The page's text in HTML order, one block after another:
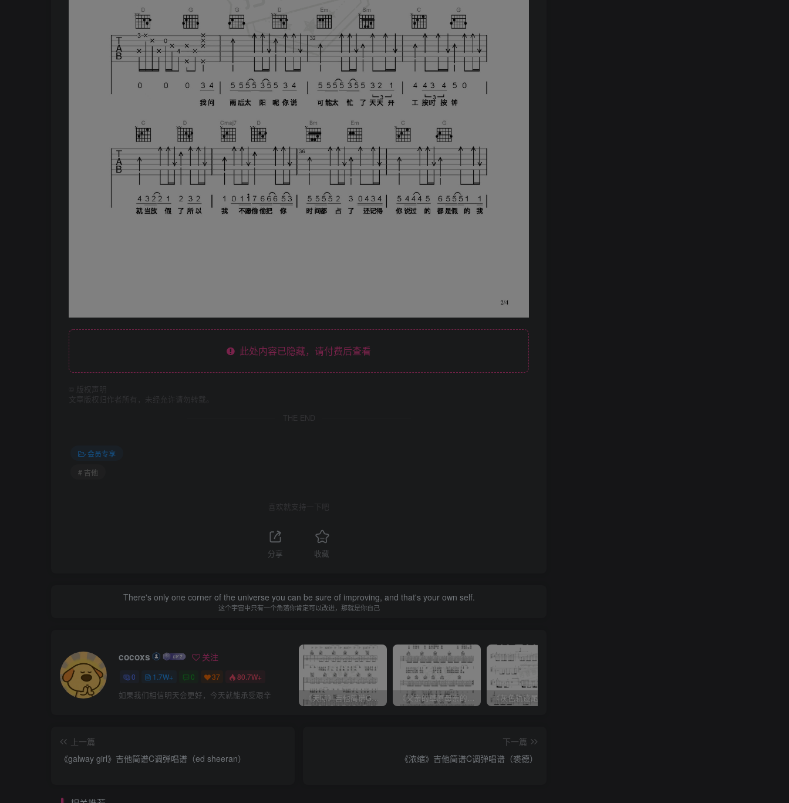
此处内容已隐藏，请付费后查看
版权声明
文章版权归作者所有，未经允许请勿转载。
THE END
会员专享
# 吉他
喜欢就支持一下吧
分享 收藏
There's only one corner of the universe you can be sure of improving, and that's your own self.
这个宇宙中只有一个角落你肯定可以改进，那就是你自己
cocoxs 关注
0 1.7W+ 0 37 80.7W+
如果我们相信明天会更好，今天就能承受艰辛 《天际》吉他简谱G调弹唱谱（姜玉阳） 《父亲的草原母亲的河》吉他简谱C调弹唱谱（腾格尔）
上一篇
《galway girl》吉他简谱C调弹唱谱（ed sheeran）
下一篇
《浓缩》吉他简谱C调弹唱谱（裘德）